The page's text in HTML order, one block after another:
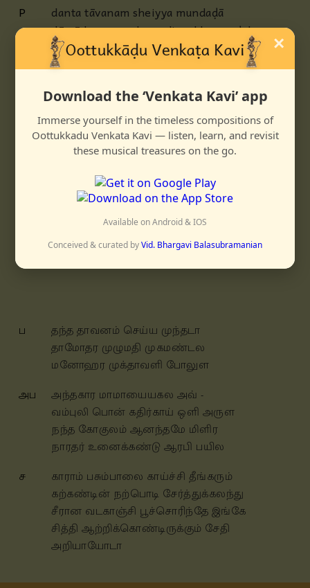
P
danta tāvanam sheiyya mundaḍā
dāmōdaran muzhumadi mukhamaṇḍala
manōhara muktāvaḷi pōluḷa
ambuli pon kadirkkāi oḷi aruḷa
nanda gōkulam ānandamē miḷira
nāradar unaikkaṇḍu ārabhi payila
kārām pashum pālaikkāicchi teenkarum
kaṛkaṇḍin naṛpoḍi shērttukkalandu
sheerāna vadakānchi pooshorindē ingē
chitti āṭṛikkoṇḍirukkum shēdi āṛiyāyōḍā
ப
தந்த தாவனம் செய்ய முந்தடா
தாமோதர முழுமதி முகமண்டல
மனோஹர முக்தாவளி போலுள
அப
அந்தகார மாமாயையகல அவ் -
வம்புலி பொன் கதிர்காய் ஒளி அருள
நந்த கோகுலம் ஆனந்தமே மிளிர
நாரதர் உனைக்கண்டு ஆரபி பயில
ச
காராம் பசும்பாலை காய்ச்சி தீங்கரும்
கற்கண்டின் நற்பொடி சேர்த்துக்கலந்து
சீரான வடகாஞ்சி பூச்சொரிந்தே இங்கே
சித்தி ஆற்றிக்கொண்டிருக்கும் சேதி
அறியாயோடா
×
Download the ‘Venkata Kavi’ app
Immerse yourself in the timeless compositions of
Oottukkadu Venkata Kavi — listen, learn, and revisit
these musical treasures on the go.
Available on Android & IOS
Conceived & curated byVid. Bhargavi Balasubramanian